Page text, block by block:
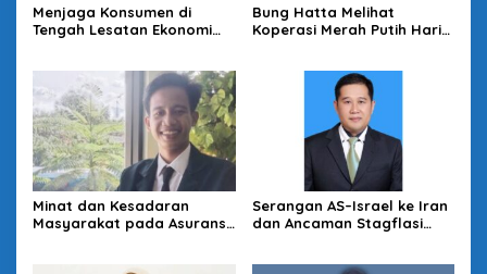
Menjaga Konsumen di
Tengah Lesatan Ekonomi
Bung Hatta Melihat
Koperasi Merah Putih Hari
Minat dan Kesadaran
Masyarakat pada Asuransi
Serangan AS–Israel ke Iran
dan Ancaman Stagflasi